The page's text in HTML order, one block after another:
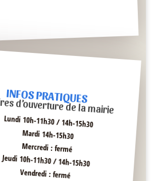
INFOS PRATIQUES
d’ouverture de la mairie
Lundi 10h-11h30 / 14h-15h30
Mardi 14h-15h30
Mercredi : fermé
Jeudi 10h-11h30 / 14h-15h30
Vendredi : fermé